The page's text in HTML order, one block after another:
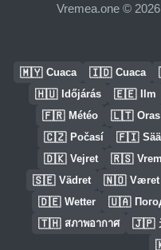
Vremea.one ©
🇲🇾 Cuaca 🇮🇩 Cuaca
🇭🇺 Időjárás 🇪🇪 Ilm
🇫🇷 Météo 🇱🇹 Oras
🇨🇿 Počasí 🇫🇮 Sää
🇩🇰 Vejret 🇷🇸
🇸🇪 Vädret 🇳🇴 Været
🇩🇪 Wetter 🇺🇦
🇹🇭 สภาพอากาศ 🇯🇵